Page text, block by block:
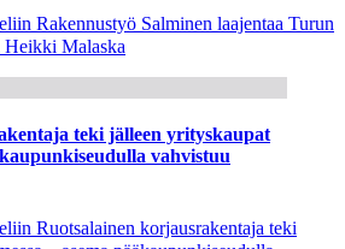
Rakennustyö Salminen laajentaa Turun
Heikki Malaska
teki jälleen yrityskaupat
vahvistuu
Ruotsalainen korjausrakentaja teki